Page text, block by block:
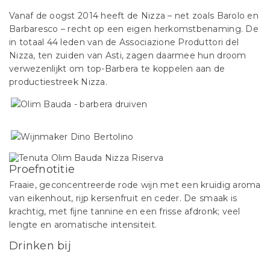
Vanaf de oogst 2014 heeft de Nizza – net zoals Barolo en
Barbaresco – recht op een eigen herkomstbenaming. De
in totaal 44 leden van de Associazione Produttori del
Nizza, ten zuiden van Asti, zagen daarmee hun droom
verwezenlijkt om top-Barbera te koppelen aan de
productiestreek Nizza.
Proefnotitie
Fraaie, geconcentreerde rode wijn met een kruidig aroma
van eikenhout, rijp kersenfruit en ceder. De smaak is
krachtig, met fijne tannine en een frisse afdronk; veel
lengte en aromatische intensiteit.
Drinken bij